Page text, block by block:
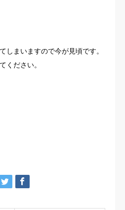
しまいますので今が見頃です。
ください。